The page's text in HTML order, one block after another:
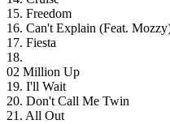
15. Freedom
16. Can't Explain (Feat.
17. Fiesta
18.
02 Million Up
19. I'll Wait
20. Don't Call Me Twin
21. All Out